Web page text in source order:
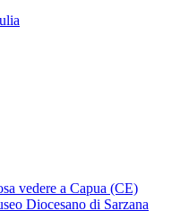
vedere a Capua (CE)
Diocesano di Sarzana